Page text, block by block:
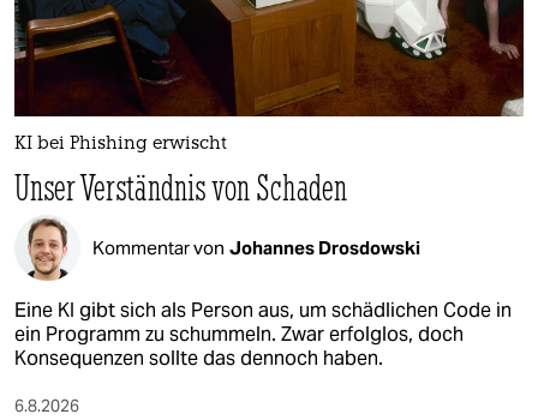
nord
wahrheit
verlag
veranstaltungen
shop
fragen & hilfe
unterstützen
KI bei Phishing erwischt
Unser Verständnis von Schaden
Kommentar von Johannes Drosdowski
Eine KI gibt sich als Person aus, um schädlichen Code in
ein Programm zu schummeln. Zwar erfolglos, doch
Konsequenzen sollte das dennoch haben.
6.8.2026